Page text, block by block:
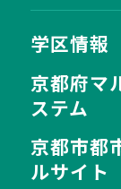
学区情報
京都府マ
ステム
京都市都
ルサイト